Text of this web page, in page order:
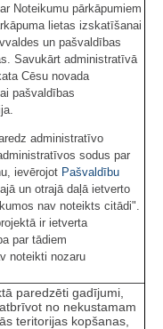
Noteikumu pārkāpumiem
lietas izskatīšanai
un pašvaldības
Savukārt administratīvā
Cēsu novada
pašvaldības
administratīvo
sodus par
ievērojot Pašvaldību
un otrajā daļā ietverto
nav noteikts citādi".
ir ietverta
par tādiem
noteikti nozaru
paredzēti gadījumi,
no nekustamam
teritorijas kopšanas,